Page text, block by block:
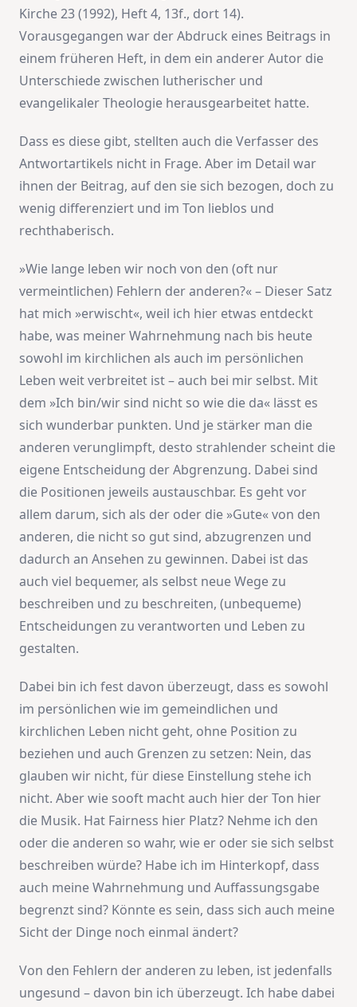
Kirche 23 (1992), Heft 4, 13f., dort 14).
Vorausgegangen war der Abdruck eines Beitrags in
einem früheren Heft, in dem ein anderer Autor die
Unterschiede zwischen lutherischer und
evangelikaler Theologie herausgearbeitet hatte.
Dass es diese gibt, stellten auch die Verfasser des
Antwortartikels nicht in Frage. Aber im Detail war
ihnen der Beitrag, auf den sie sich bezogen, doch zu
wenig differenziert und im Ton lieblos und
rechthaberisch.
»Wie lange leben wir noch von den (oft nur
vermeintlichen) Fehlern der anderen?« – Dieser Satz
hat mich »erwischt«, weil ich hier etwas entdeckt
habe, was meiner Wahrnehmung nach bis heute
sowohl im kirchlichen als auch im persönlichen
Leben weit verbreitet ist – auch bei mir selbst. Mit
dem »Ich bin/wir sind nicht so wie die da« lässt es
sich wunderbar punkten. Und je stärker man die
anderen verunglimpft, desto strahlender scheint die
eigene Entscheidung der Abgrenzung. Dabei sind
die Positionen jeweils austauschbar. Es geht vor
allem darum, sich als der oder die »Gute« von den
anderen, die nicht so gut sind, abzugrenzen und
dadurch an Ansehen zu gewinnen. Dabei ist das
auch viel bequemer, als selbst neue Wege zu
beschreiben und zu beschreiten, (unbequeme)
Entscheidungen zu verantworten und Leben zu
gestalten.
Dabei bin ich fest davon überzeugt, dass es sowohl
im persönlichen wie im gemeindlichen und
kirchlichen Leben nicht geht, ohne Position zu
beziehen und auch Grenzen zu setzen: Nein, das
glauben wir nicht, für diese Einstellung stehe ich
nicht. Aber wie sooft macht auch hier der Ton hier
die Musik. Hat Fairness hier Platz? Nehme ich den
oder die anderen so wahr, wie er oder sie sich selbst
beschreiben würde? Habe ich im Hinterkopf, dass
auch meine Wahrnehmung und Auffassungsgabe
begrenzt sind? Könnte es sein, dass sich auch meine
Sicht der Dinge noch einmal ändert?
Von den Fehlern der anderen zu leben, ist jedenfalls
ungesund – davon bin ich überzeugt. Ich habe dabei